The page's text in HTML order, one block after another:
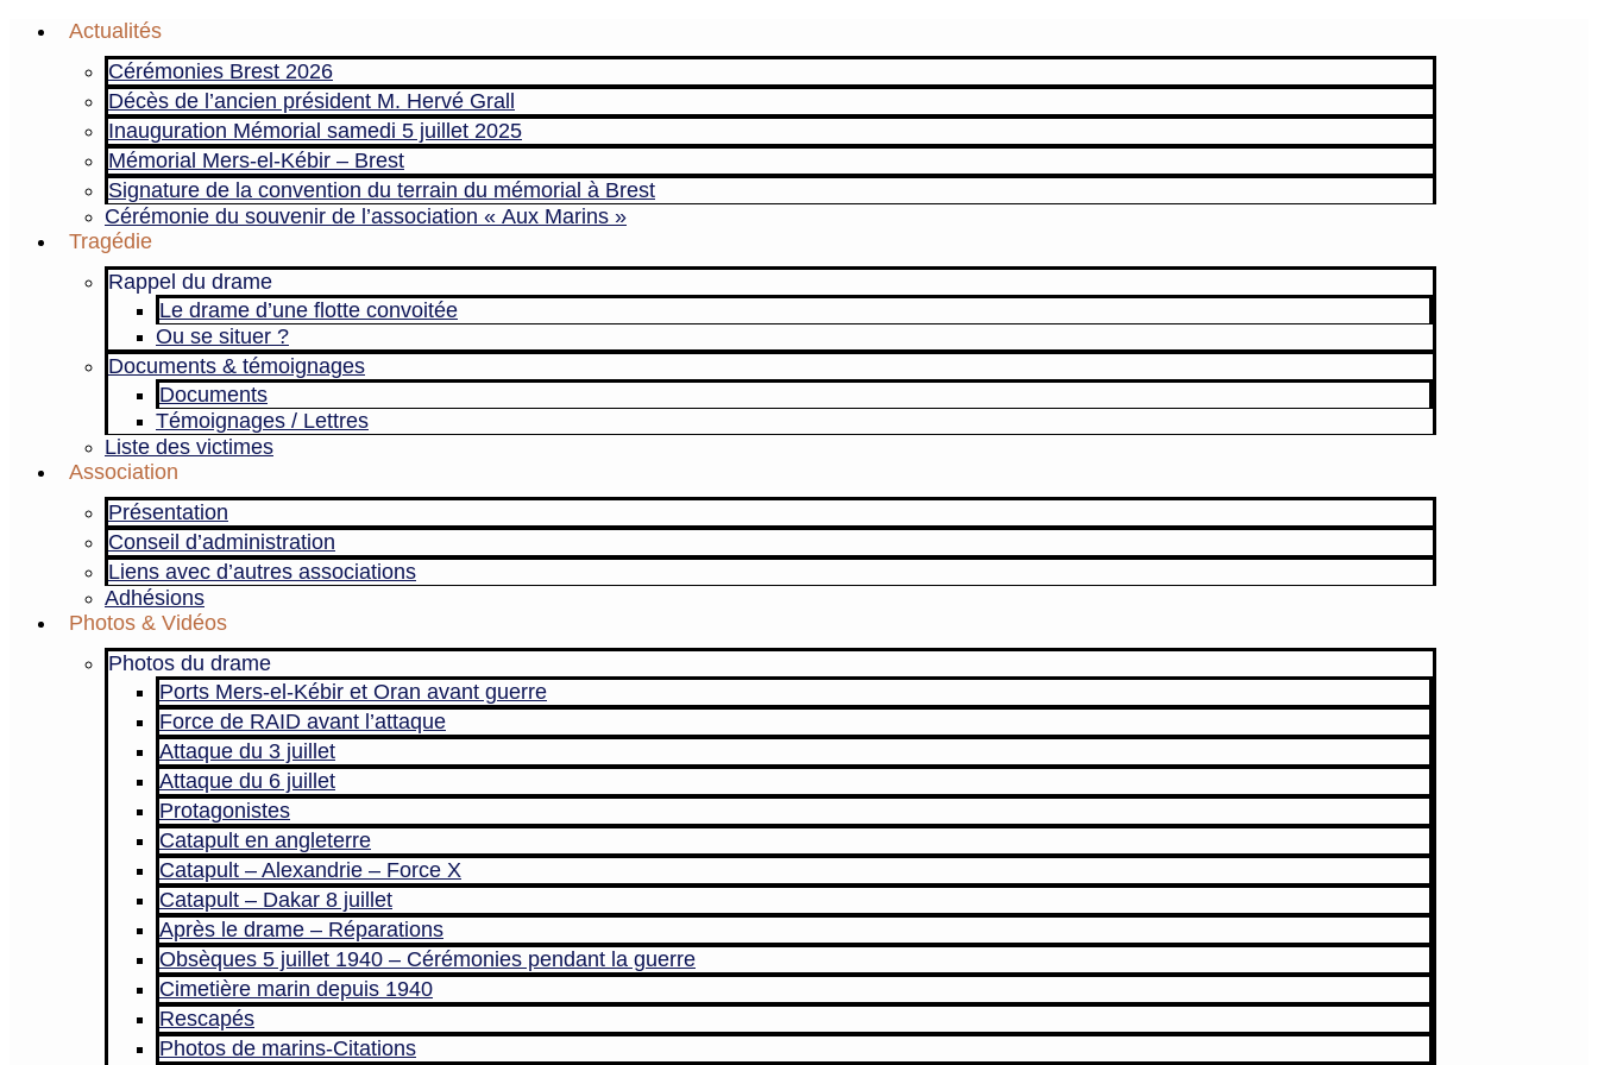
Aller
Actualités
Cérémonies Brest 2026
Décès de l’ancien président M. Hervé Grall
Inauguration Mémorial samedi 5 juillet 2025
Mémorial Mers-el-Kébir – Brest
Signature de la convention du terrain du mémorial à Brest
Cérémonie du souvenir de l’association « Aux Marins »
Tragédie
Rappel du drame
Le drame d’une flotte convoitée
Ou se situer ?
Documents & témoignages
Documents
Témoignages / Lettres
Liste des victimes
Association
Présentation
Conseil d’administration
Liens avec d’autres associations
Adhésions
Photos & Vidéos
Photos du drame
Ports Mers-el-Kébir et Oran avant guerre
Force de RAID avant l’attaque
Attaque du 3 juillet
Attaque du 6 juillet
Protagonistes
Catapult en angleterre
Catapult – Alexandrie – Force X
Catapult – Dakar 8 juillet
Après le drame – Réparations
Obsèques 5 juillet 1940 – Cérémonies pendant la guerre
Cimetière marin depuis 1940
Rescapés
Photos de marins-Citations